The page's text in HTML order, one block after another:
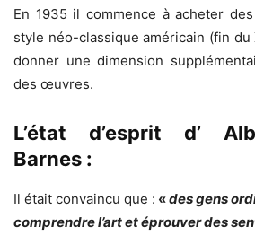
En 1935 il commence à acheter
style néo-classique américain (fin du
donner une dimension
des œuvres.
L’état d’esprit d’
Barnes :
Il était convaincu que : «des gens
comprendre l’art et éprouver des